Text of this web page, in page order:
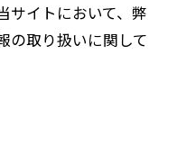
サイトにおいて、弊
の取り扱いに関して